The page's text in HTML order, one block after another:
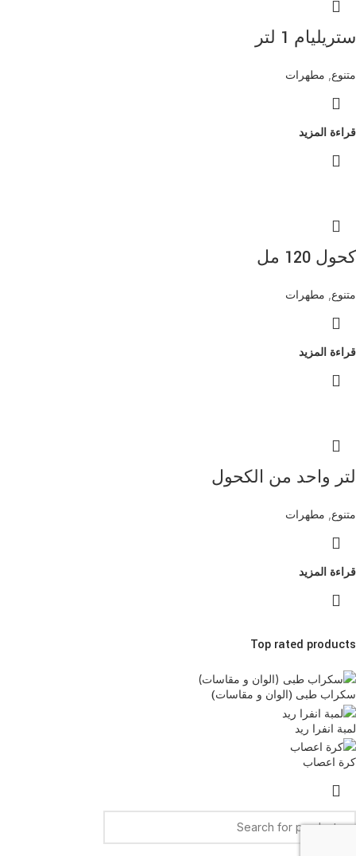
Top rated products
سكراب طبى (الوان و مقاسات)
لمبة انفرا ريد
كرة اعصاب
ستريليام 1 لتر
متنوع مطهرات
قراءة المزيد
كحول 120 مل
متنوع مطهرات
قراءة المزيد
لتر واحد من الكحول
متنوع مطهرات
قراءة المزيد